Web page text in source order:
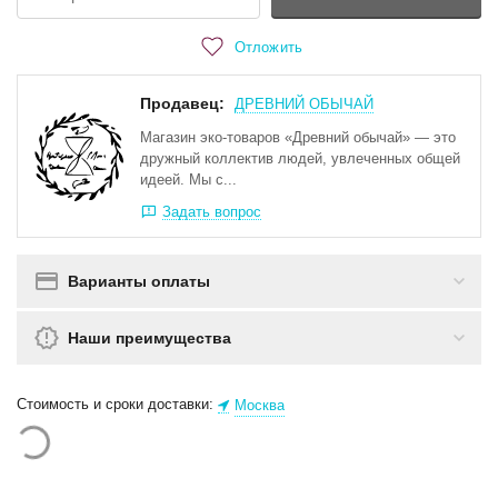
Отложить
Продавец:
ДРЕВНИЙ ОБЫЧАЙ
Магазин эко-товаров «Древний обычай» — это
дружный коллектив людей, увлеченных общей
идеей. Мы с...
Задать вопрос
Варианты оплаты
Наши преимущества
Стоимость и сроки доставки: Москва